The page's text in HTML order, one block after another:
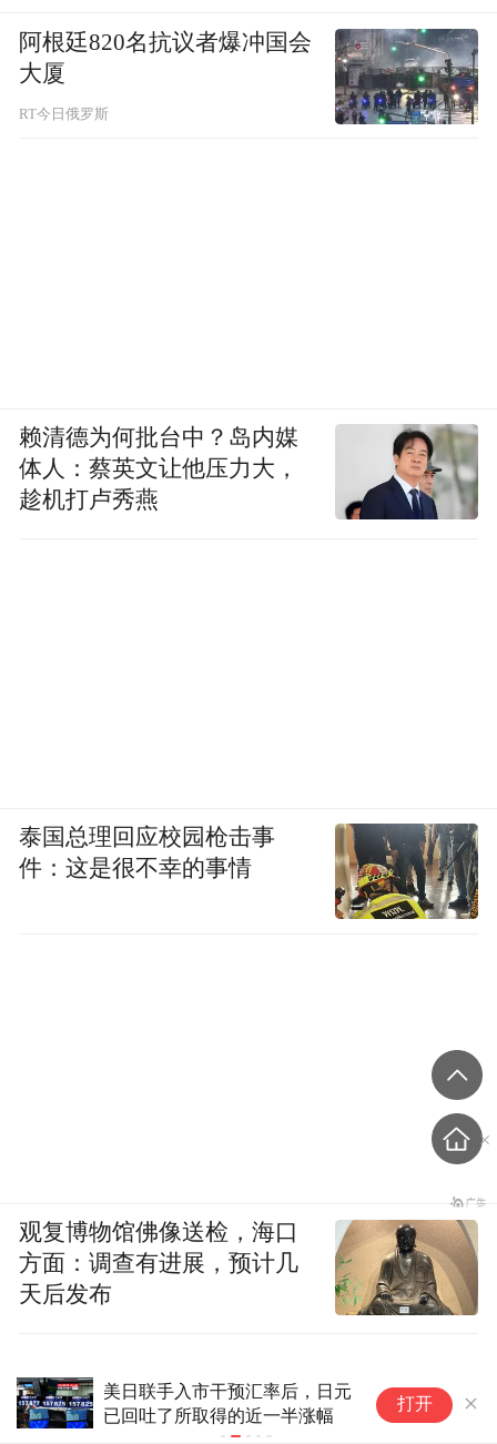
日本前首相岸田文雄警告：若无2.3万亿美
元增长战略，仅靠汇市干预救不了日元
打开
阿根廷820名抗议者爆冲国会
大厦
RT今日俄罗斯
赖清德为何批台中？岛内媒
体人：蔡英文让他压力大，
趁机打卢秀燕
泰国总理回应校园枪击事
件：这是很不幸的事情
观复博物馆佛像送检，海口
方面：调查有进展，预计几
天后发布